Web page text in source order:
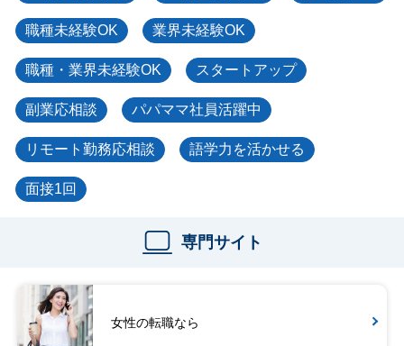
職種未経験OK 業界未経験OK
職種・業界未経験OK スタートアップ
副業応相談 パパママ社員活躍中
リモート勤務応相談 語学力を活かせる
面接1回
専門サイト
女性の転職なら